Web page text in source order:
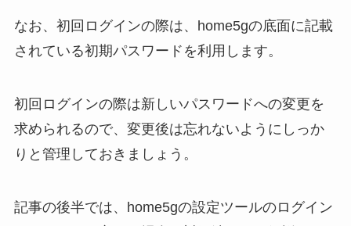
なお、初回ログインの際は、home5gの底面に記載
されている初期パスワードを利用します。
初回ログインの際は新しいパスワードへの変更を
求められるので、変更後は忘れないようにしっか
りと管理しておきましょう。
記事の後半では、home5gの設定ツールのログイン